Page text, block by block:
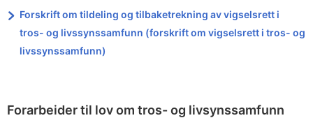
Forskrift om tildeling og tilbaketrekning av vigselsrett i
tros- og livssynssamfunn (forskrift om vigselsrett i tros- og
livssynssamfunn)
Forarbeider til lov om tros- og livsynssamfunn